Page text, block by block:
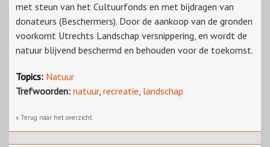
met steun van het Cultuurfonds en met bijdragen van
donateurs (Beschermers). Door de aankoop van de gronden
voorkomt Utrechts Landschap versnippering, en wordt de
natuur blijvend beschermd en behouden voor de toekomst.
Topics: Natuur
Trefwoorden: natuur, recreatie, landschap
« Terug naar het overzicht